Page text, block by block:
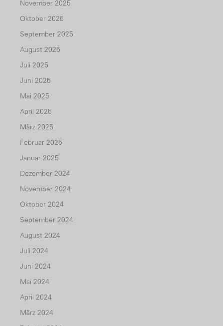
November 2025
Oktober 2025
September 2025
August 2025
Juli 2025
Juni 2025
Mai 2025
April 2025
März 2025
Februar 2025
Januar 2025
Dezember 2024
November 2024
Oktober 2024
September 2024
August 2024
Juli 2024
Juni 2024
Mai 2024
April 2024
März 2024